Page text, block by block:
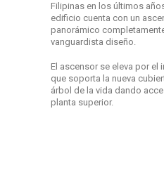
Filipinas en los últimos
edificio cuenta con un
panorámico
vanguardista diseño.
El ascensor se eleva por el
que soporta la nueva
árbol de la vida dando
planta superior.